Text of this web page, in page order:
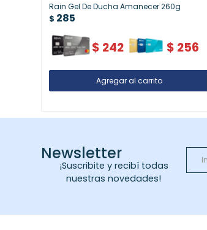
Rain Gel De Ducha Amanecer 260g
$ 285
$ 242 $ 256
Newsletter
¡Suscribite y recibí todas
nuestras novedades!